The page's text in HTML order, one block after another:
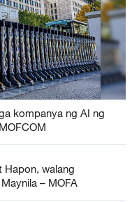
kompanya ng AI ng
Hapon, walang
– MOFA